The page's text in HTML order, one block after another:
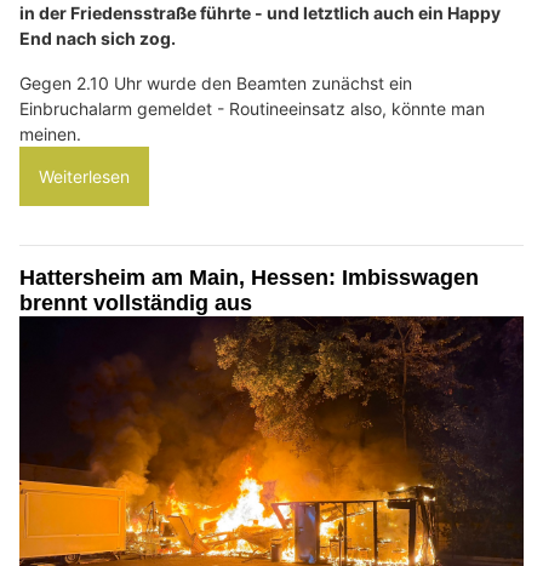
in der Friedensstraße führte - und letztlich auch ein Happy
End nach sich zog.
Gegen 2.10 Uhr wurde den Beamten zunächst ein
Einbruchalarm gemeldet - Routineeinsatz also, könnte man
meinen.
Weiterlesen
Hattersheim am Main, Hessen: Imbisswagen
brennt vollständig aus